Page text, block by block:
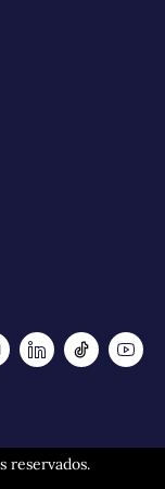
reservados.